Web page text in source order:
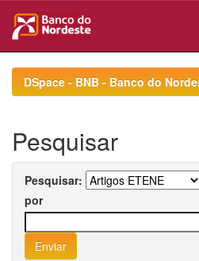
navigationDSpace - BNB - Banco do
Pesquisar
Pesquisar:
por